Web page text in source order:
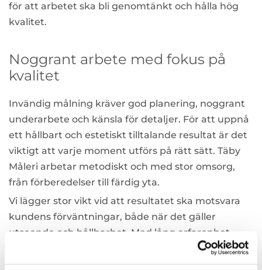
för att arbetet ska bli genomtänkt och hålla hög
kvalitet.
Noggrant arbete med fokus på
kvalitet
Invändig målning kräver god planering, noggrant
underarbete och känsla för detaljer. För att uppnå
ett hållbart och estetiskt tilltalande resultat är det
viktigt att varje moment utförs på rätt sätt. Täby
Måleri arbetar metodiskt och med stor omsorg,
från förberedelser till färdig yta.
Vi lägger stor vikt vid att resultatet ska motsvara
kundens förväntningar, både när det gäller
utseende och hållbarhet. Med lång erfarenhet
inom måleribranschen vet vi vad som krävs för att
skapa ett professionellt slutresultat som fungerar i